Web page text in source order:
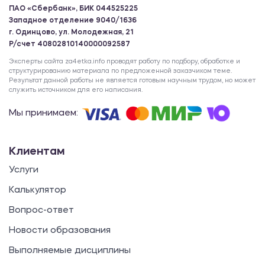
ПАО «Сбербанк», БИК 044525225
Западное отделение 9040/1636
г. Одинцово, ул. Молодежная, 21
Р/счет 40802810140000092587
Эксперты сайта za4etka.info проводят работу по подбору, обработке и
структурированию материала по предложенной заказчиком теме.
Результат данной работы не является готовым научным трудом, но может
служить источником для его написания.
Мы принимаем:
Клиентам
Услуги
Калькулятор
Вопрос-ответ
Новости образования
Выполняемые дисциплины